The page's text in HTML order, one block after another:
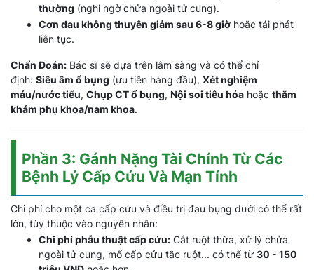
thường (nghi ngờ chửa ngoài tử cung).
Cơn đau không thuyên giảm sau 6-8 giờ hoặc tái phát
liên tục.
Chẩn Đoán: Bác sĩ sẽ dựa trên lâm sàng và có thể chỉ
định: Siêu âm ổ bụng (ưu tiên hàng đầu), Xét nghiệm
máu/nước tiểu, Chụp CT ổ bụng, Nội soi tiêu hóa hoặc thăm
khám phụ khoa/nam khoa.
Phần 3: Gánh Nặng Tài Chính Từ Các
Bệnh Lý Cấp Cứu Và Mạn Tính
Chi phí cho một ca cấp cứu và điều trị đau bụng dưới có thể rất
lớn, tùy thuộc vào nguyên nhân:
Chi phí phẫu thuật cấp cứu: Cắt ruột thừa, xử lý chửa
ngoài tử cung, mổ cấp cứu tắc ruột... có thể từ 30 - 150